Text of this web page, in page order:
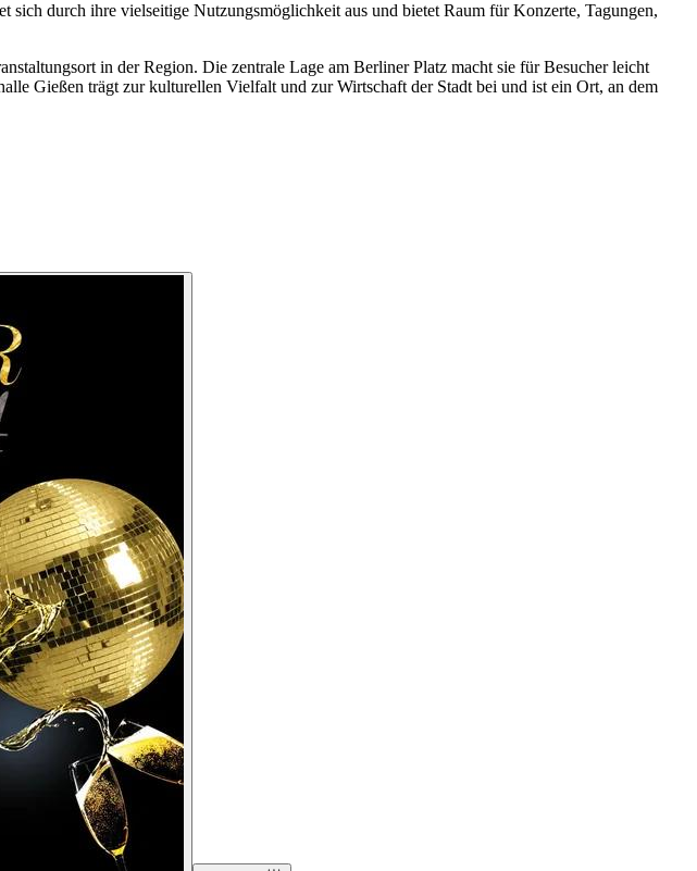
sich durch ihre vielseitige Nutzungsmöglichkeit aus und bietet Raum für Konzerte, Tagungen,
in der Region. Die zentrale Lage am Berliner Platz macht sie für Besucher leicht
Gießen trägt zur kulturellen Vielfalt und zur Wirtschaft der Stadt bei und ist ein Ort, an dem